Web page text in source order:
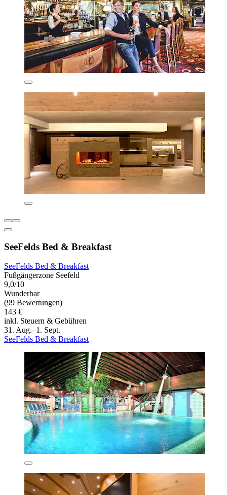
SeeFelds Bed & Breakfast
SeeFelds Bed & Breakfast
Fußgängerzone Seefeld
9,0/10
Wunderbar
(99 Bewertungen)
143 €
inkl. Steuern & Gebühren
31. Aug.–1. Sept.
SeeFelds Bed & Breakfast